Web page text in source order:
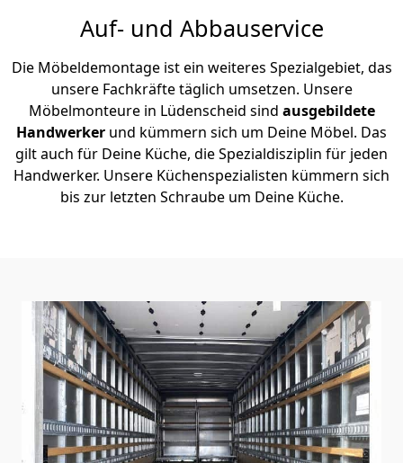
Auf- und Abbauservice
Die Möbeldemontage ist ein weiteres Spezialgebiet, das
unsere Fachkräfte täglich umsetzen. Unsere
Möbelmonteure in Lüdenscheid sind ausgebildete
Handwerker und kümmern sich um Deine Möbel. Das
gilt auch für Deine Küche, die Spezialdisziplin für jeden
Handwerker. Unsere Küchenspezialisten kümmern sich
bis zur letzten Schraube um Deine Küche.